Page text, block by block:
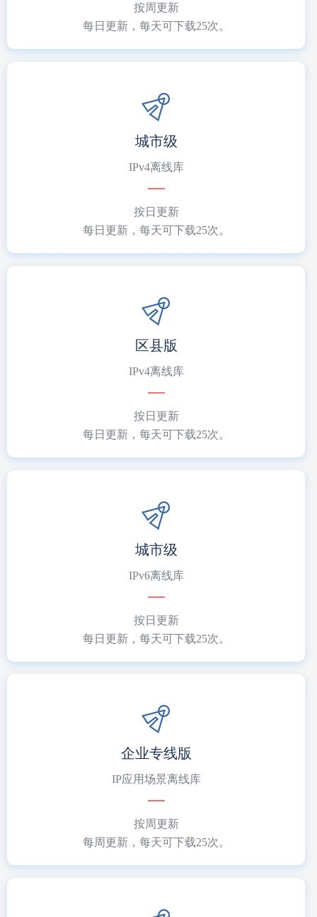
按周更新
每日更新，每天可下载25次。
城市级
IPv4离线库
按日更新
每日更新，每天可下载25次。
区县版
IPv4离线库
按日更新
每日更新，每天可下载25次。
城市级
IPv6离线库
按日更新
每日更新，每天可下载25次。
企业专线版
IP应用场景离线库
按周更新
每周更新，每天可下载25次。